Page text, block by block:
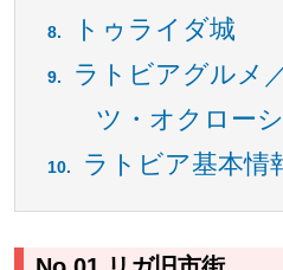
トゥライダ城
ラトビアグルメ
ツ・オクロー
ラトビア基本情